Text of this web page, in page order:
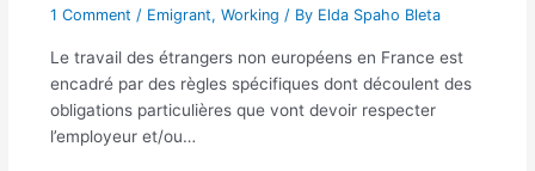
1 Comment / Emigrant, Working / By Elda Spaho Bleta
Le travail des étrangers non européens en France est
encadré par des règles spécifiques dont découlent des
obligations particulières que vont devoir respecter
l’employeur et/ou…